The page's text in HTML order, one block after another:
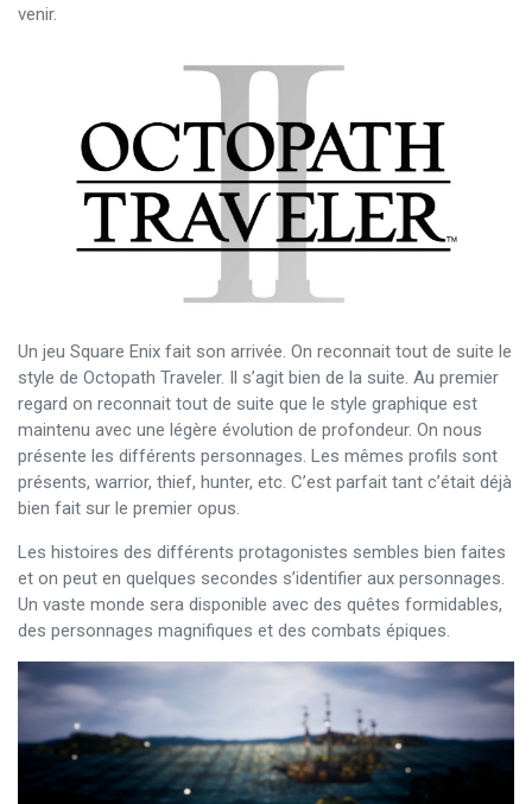
venir.
Un jeu Square Enix fait son arrivée. On reconnait tout de suite le
style de Octopath Traveler. Il s’agit bien de la suite. Au premier
regard on reconnait tout de suite que le style graphique est
maintenu avec une légère évolution de profondeur. On nous
présente les différents personnages. Les mêmes profils sont
présents, warrior, thief, hunter, etc. C’est parfait tant c’était déjà
bien fait sur le premier opus.
Les histoires des différents protagonistes sembles bien faites
et on peut en quelques secondes s’identifier aux personnages.
Un vaste monde sera disponible avec des quêtes formidables,
des personnages magnifiques et des combats épiques.